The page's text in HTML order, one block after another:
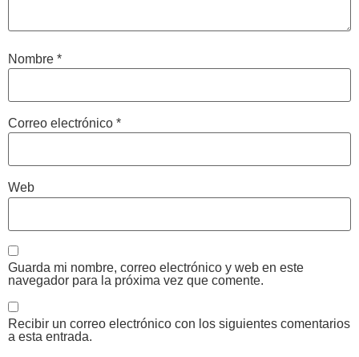
Nombre *
Correo electrónico *
Web
Guarda mi nombre, correo electrónico y web en este
navegador para la próxima vez que comente.
Recibir un correo electrónico con los siguientes comentarios
a esta entrada.